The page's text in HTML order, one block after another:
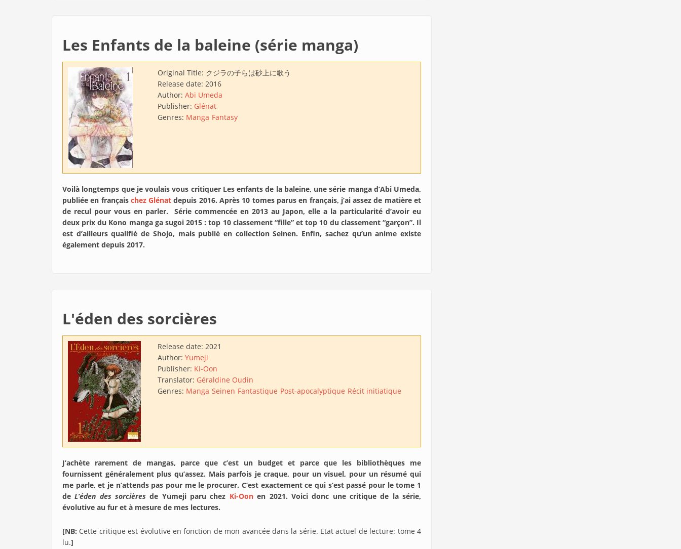
Les Enfants de la baleine (série manga)
Original Title: クジラの子らは砂上に歌う
Release date: 2016
Author: Abi Umeda
Publisher: Glénat
Genres: Manga Fantasy
Voilà longtemps que je voulais vous critiquer Les enfants de la baleine, une série manga d’Abi Umeda,
publiée en français chez Glénat depuis 2016. Après 10 tomes parus en français, j’ai assez de matière et
de recul pour vous en parler. Série commencée en 2013 au Japon, elle a la particularité d’avoir eu
deux prix du Kono manga ga sugoi 2015 : top 10 classement “fille” et top 10 du classement “garçon”. Il
est d’ailleurs qualifié de Shojo, mais publié en collection Seinen. Enfin, sachez qu’un anime existe
également depuis 2017.
L'éden des sorcières
Release date: 2021
Author: Yumeji
Publisher: Ki-Oon
Translator: Géraldine Oudin
Genres: Manga Seinen Fantastique Post-apocalyptique Récit initiatique
J’achète rarement de mangas, parce que c’est un budget et parce que les bibliothèques me
fournissent généralement plus qu’assez. Mais parfois je craque, pour un visuel, pour un résumé qui
me parle, et je n’attends pas pour me le procurer. C’est exactement ce qui s’est passé pour le tome 1
deL’éden des sorcières de Yumeji paru chez Ki-Oonen 2021. Voici donc une critique de la série,
évolutive au fur et à mesure de mes lectures.
[NB: Cette critique est évolutive en fonction de mon avancée dans la série. Etat actuel de lecture: tome 4
lu.]